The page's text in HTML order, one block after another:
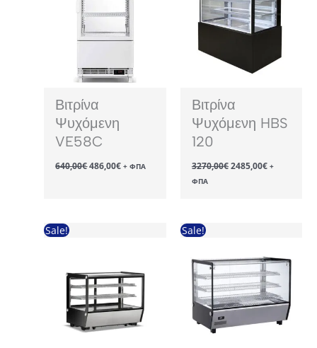
Βιτρίνα
Ψυχόμενη
VE58C
640,00€ Original
price
486,00€Η+ ΦΠΑ
Βιτρίνα
Ψυχόμενη HBS
120
3270,00€Original
price
2485,00€Η+
ΦΠΑ
Sale! Sale!